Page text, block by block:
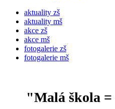
aktuality zš
aktuality mš
akce zš
akce mš
fotogalerie zš
fotogalerie mš
"Malá škola